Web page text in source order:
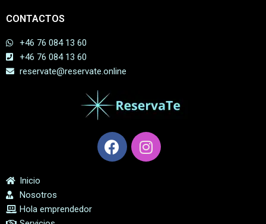
CONTACTOS
+46 76 084 13 60
+46 76 084 13 60
reservate@reservate.online
Inicio
Nosotros
Hola emprendedor